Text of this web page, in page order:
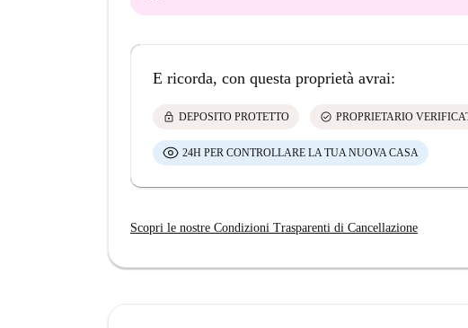
E ricorda, con questa proprietà avrai:
lock DEPOSITO PROTETTO check_circle PROPRIETARIO
24H PER CONTROLLARE LA TUA NUOVA CASA
Scopri le nostre Condizioni Trasparenti di Cancellazione